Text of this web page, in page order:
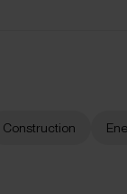
Construction